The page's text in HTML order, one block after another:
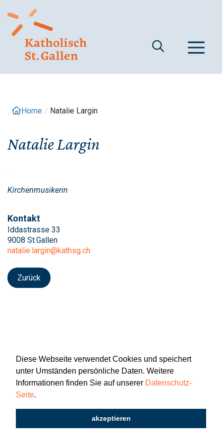
Diese Webseite verwendet Cookies und speichert
unter Umständen persönliche Daten. Weitere
Informationen finden Sie auf unserer Datenschutz-
Seite.
akzeptieren
zum
Inhalt
Home / Natalie Largin
Natalie Largin
Kirchenmusikerin
Kontakt
Iddastrasse 33
9008 St.Gallen
natalie.largin@kathsg.ch
Zurück
Newsletter Impressum
Datenschutz
2026 © Katholisch St. Gallen